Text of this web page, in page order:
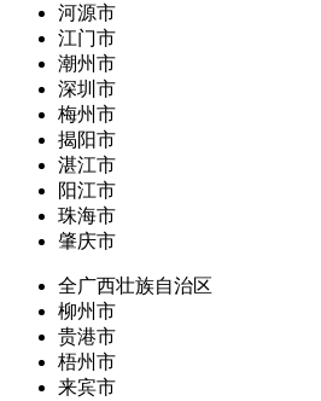
河源市
江门市
潮州市
深圳市
梅州市
揭阳市
湛江市
阳江市
珠海市
肇庆市
全广西壮族自治区
柳州市
贵港市
梧州市
来宾市